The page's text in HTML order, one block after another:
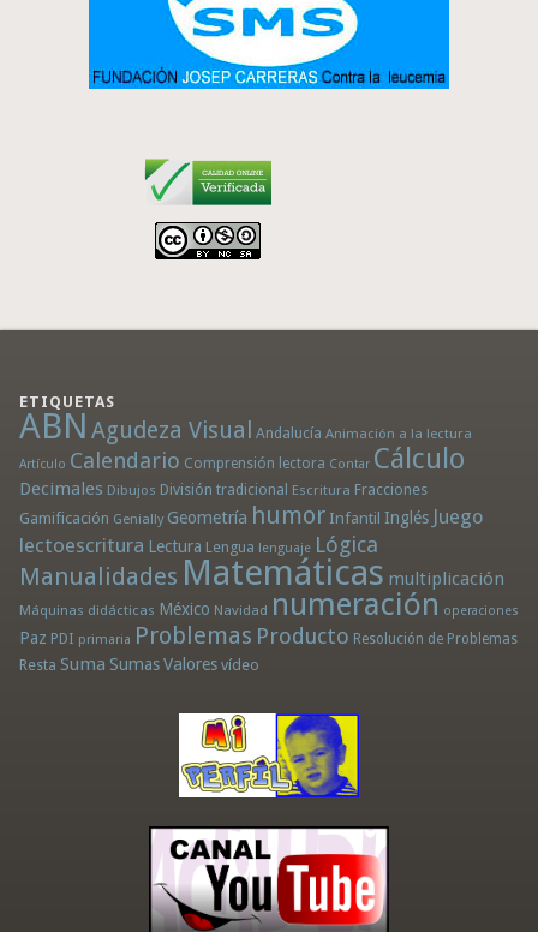
ETIQUETAS
ABN Agudeza Visual Andalucía Animación a la lectura
Artículo Calendario Comprensión lectora Contar Cálculo
Decimales Dibujos División tradicional Escritura Fracciones
Gamificación Genially Geometría humor Infantil Inglés Juego
lectoescritura Lectura Lengua lenguaje Lógica
Manualidades Matemáticas multiplicación
Máquinas didácticas México Navidad numeración operaciones
Paz PDI primaria Problemas Producto Resolución de Problemas
Resta Suma Sumas Valores vídeo